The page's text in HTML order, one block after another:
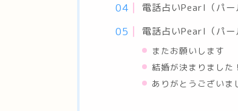
電話占いPearl（パー
電話占いPearl（パ
またお願いします
結婚が決まりました！
ありがとうございま